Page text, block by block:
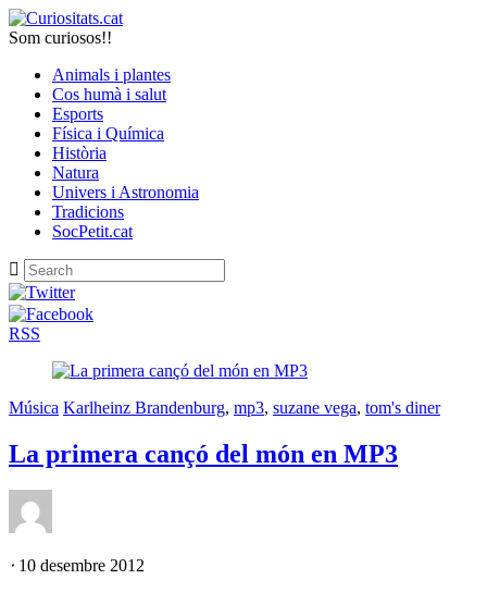
Som curiosos!!
Animals i plantes
Cos humà i salut
Esports
Física i Química
Història
Natura
Univers i Astronomia
Tradicions
SocPetit.cat
RSS
Música Karlheinz Brandenburg, mp3, suzane vega, tom's diner
La primera cançó del món en MP3
⋅ 10 desembre 2012